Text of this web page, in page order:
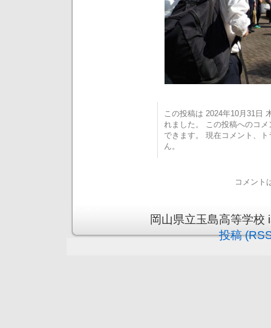
この投稿は 2024年10月31日
れました。 この投稿へのコ
できます。 現在コメント、
ん。
コメント
岡山県立玉島高等学
投稿